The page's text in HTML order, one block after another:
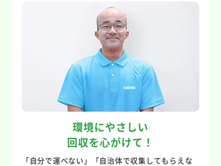
環境にやさしい
回収を心がけて！
「自分で運べない」「自治体で収集してもらえな